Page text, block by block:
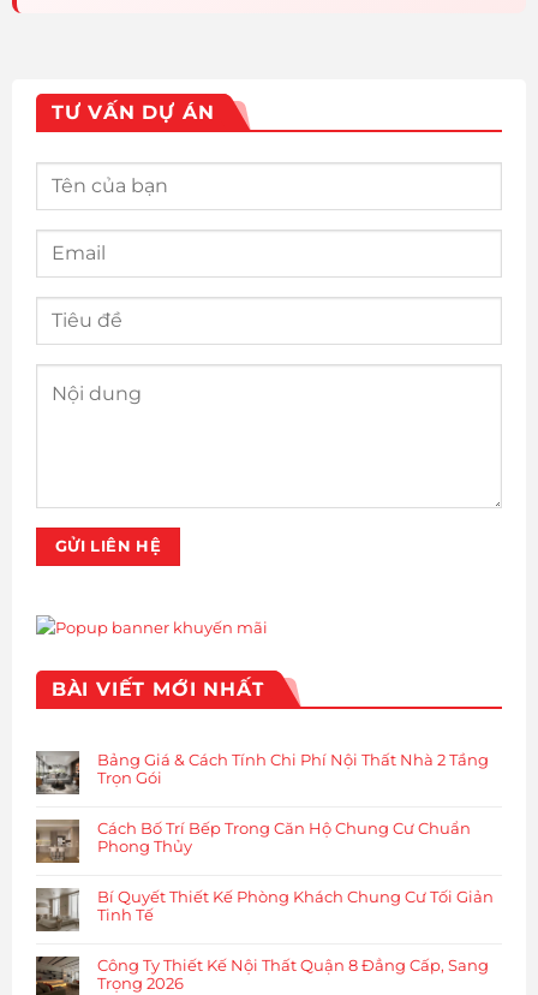
TƯ VẤN DỰ ÁN
BÀI VIẾT MỚI NHẤT
Bảng Giá & Cách Tính Chi Phí Nội Thất Nhà 2 Tầng
Trọn Gói
Cách Bố Trí Bếp Trong Căn Hộ Chung Cư Chuẩn
Phong Thủy
Bí Quyết Thiết Kế Phòng Khách Chung Cư Tối Giản
Tinh Tế
Công Ty Thiết Kế Nội Thất Quận 8 Đẳng Cấp, Sang
Trọng 2026